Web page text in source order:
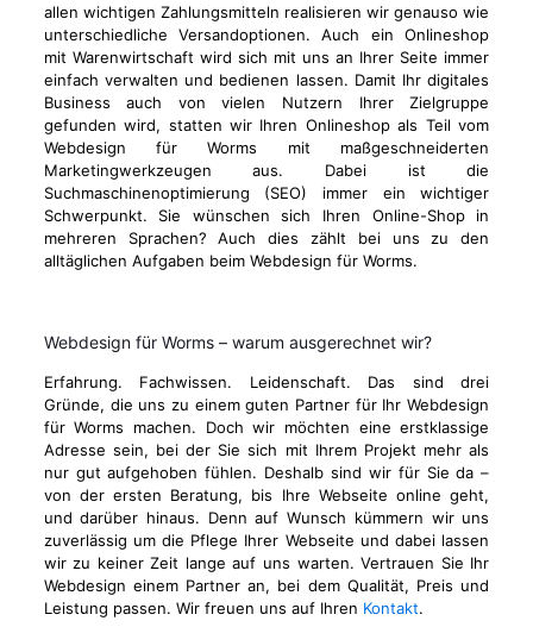
allen wichtigen Zahlungsmitteln realisieren wir genauso wie
unterschiedliche Versandoptionen. Auch ein Onlineshop
mit Warenwirtschaft wird sich mit uns an Ihrer Seite immer
einfach verwalten und bedienen lassen. Damit Ihr digitales
Business auch von vielen Nutzern Ihrer Zielgruppe
gefunden wird, statten wir Ihren Onlineshop als Teil vom
Webdesign für Worms mit maßgeschneiderten
Marketingwerkzeugen aus. Dabei ist die
Suchmaschinenoptimierung (SEO) immer ein wichtiger
Schwerpunkt. Sie wünschen sich Ihren Online-Shop in
mehreren Sprachen? Auch dies zählt bei uns zu den
alltäglichen Aufgaben beim Webdesign für Worms.
Webdesign für Worms – warum ausgerechnet wir?
Erfahrung. Fachwissen. Leidenschaft. Das sind drei
Gründe, die uns zu einem guten Partner für Ihr Webdesign
für Worms machen. Doch wir möchten eine erstklassige
Adresse sein, bei der Sie sich mit Ihrem Projekt mehr als
nur gut aufgehoben fühlen. Deshalb sind wir für Sie da –
von der ersten Beratung, bis Ihre Webseite online geht,
und darüber hinaus. Denn auf Wunsch kümmern wir uns
zuverlässig um die Pflege Ihrer Webseite und dabei lassen
wir zu keiner Zeit lange auf uns warten. Vertrauen Sie Ihr
Webdesign einem Partner an, bei dem Qualität, Preis und
Leistung passen. Wir freuen uns auf Ihren Kontakt.